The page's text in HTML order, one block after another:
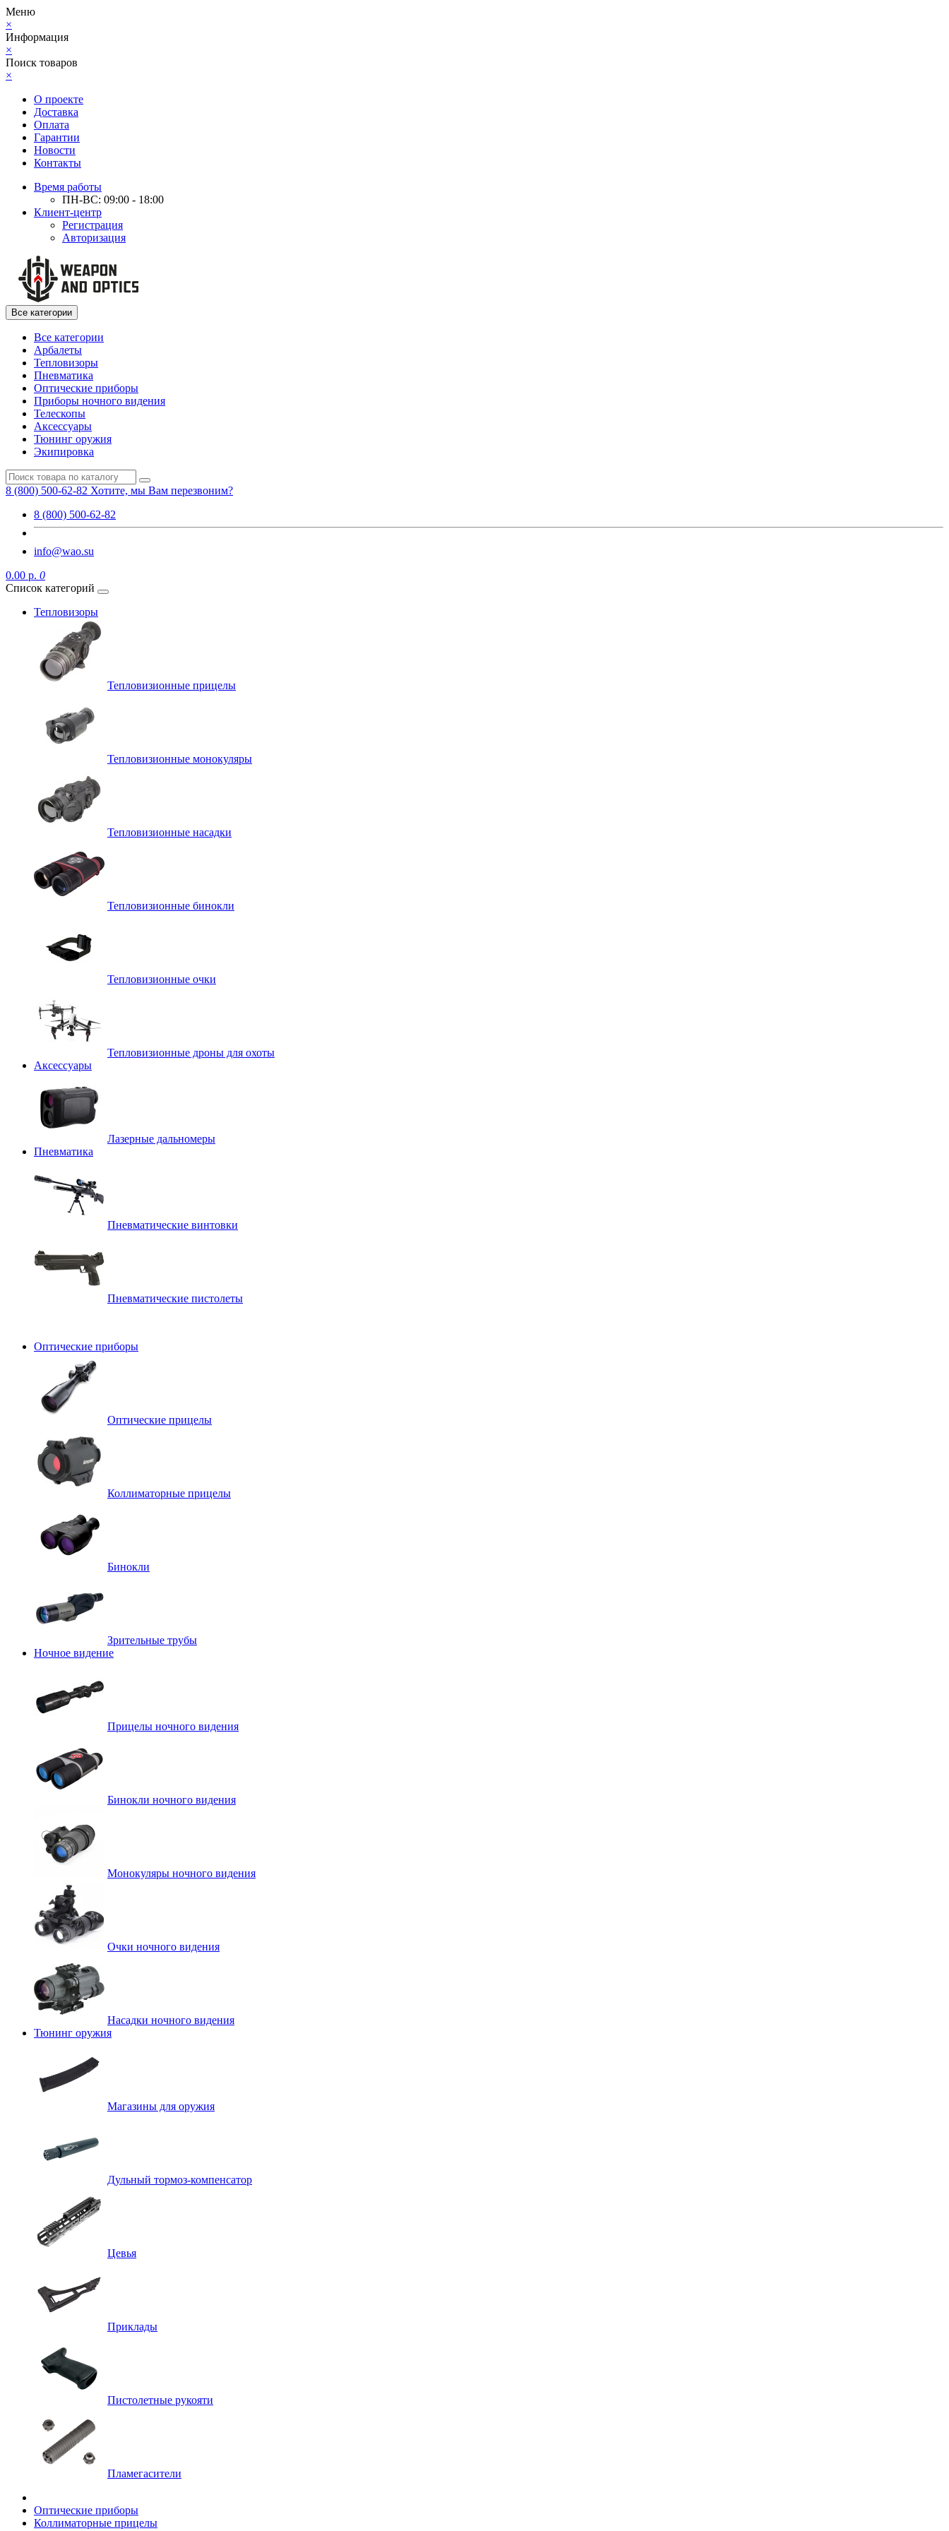
Меню
×
Информация
×
Поиск товаров
×
О проекте
Доставка
Оплата
Гарантии
Новости
Контакты
Время работы
ПН-ВС: 09:00 - 18:00
Клиент-центр
Регистрация
Авторизация
Все категории
Все категории
Арбалеты
Тепловизоры
Пневматика
Оптические приборы
Приборы ночного видения
Телескопы
Аксессуары
Тюнинг оружия
Экипировка
8 (800) 500-62-82 Хотите, мы Вам перезвоним?
8 (800) 500-62-82
info@wao.su
0.00 р. 0
Список категорий
Тепловизоры
Тепловизионные прицелы
Тепловизионные монокуляры
Тепловизионные насадки
Тепловизионные бинокли
Тепловизионные очки
Тепловизионные дроны для охоты
Аксессуары
Лазерные дальномеры
Пневматика
Пневматические винтовки
Пневматические пистолеты
Оптические приборы
Оптические прицелы
Коллиматорные прицелы
Бинокли
Зрительные трубы
Ночное видение
Прицелы ночного видения
Бинокли ночного видения
Монокуляры ночного видения
Очки ночного видения
Насадки ночного видения
Тюнинг оружия
Магазины для оружия
Дульный тормоз-компенсатор
Цевья
Приклады
Пистолетные рукояти
Пламегасители
Оптические приборы
Коллиматорные прицелы